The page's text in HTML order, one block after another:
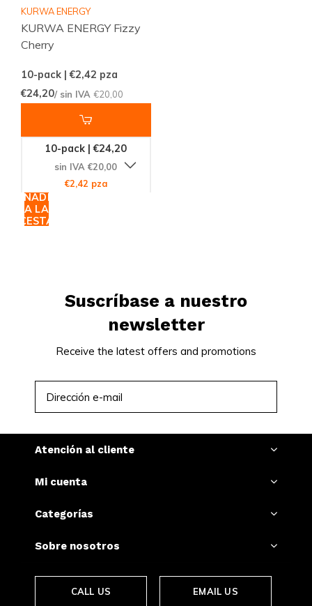
KURWA ENERGY
KURWA ENERGY Fizzy
Cherry
10-pack | €2,42 pza
€24,20/ sin IVA €20,00
10-pack | €24,20
sin IVA €20,00
€2,42 pza
AÑADIR
A LA
CESTA
Suscríbase a nuestro
newsletter
Receive the latest offers and promotions
Atención al cliente
Mi cuenta
Categorías
Sobre nosotros
CALL US EMAIL US